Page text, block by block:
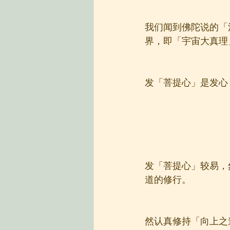
我们闻到佛陀说的
界，即「宇宙大真
发「菩提心」是发
发「菩提心」较易
道的修行。
然认真修持「向上